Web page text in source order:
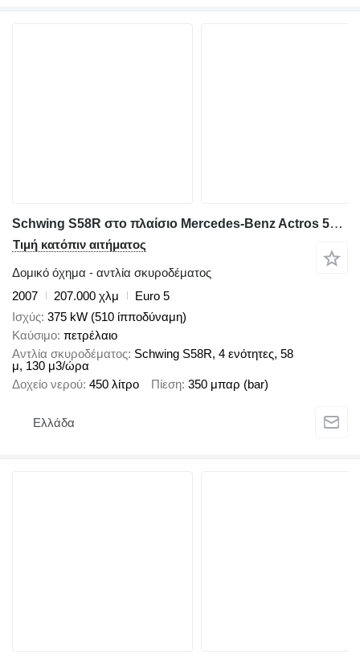
Schwing S58R στο πλαίσιο Mercedes-Benz Actros 5150
Τιμή κατόπιν αιτήματος
Δομικό όχημα - αντλία σκυροδέματος
2007
207.000 χλμ
Euro 5
Ισχύς 375 kW (510 ίπποδύναμη)
Καύσιμο πετρέλαιο
Αντλία σκυροδέματος Schwing S58R, 4 ενότητες, 58
μ, 130 μ3/ώρα
Δοχείο νερού 450 λίτρο Πίεση 350 μπαρ (bar)
Ελλάδα